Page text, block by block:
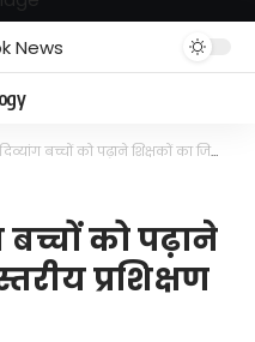
को पढ़ाने शिक्षकों का जिला स्तरीय प्रशिक्षण संपन्न
को पढ़ाने
प्रशिक्षण